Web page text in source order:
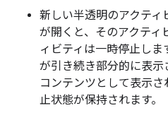
新しい半透明のアクティ
が開くと、そのアクティ
ィビティは一時停止しま
が引き続き部分的に表
コンテンツとして表示
止状態が保持されます。